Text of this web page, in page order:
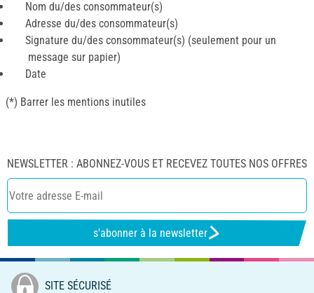
Nom du/des consommateur(s)
Adresse du/des consommateur(s)
Signature du/des consommateur(s) (seulement pour un
message sur papier)
Date
(*) Barrer les mentions inutiles
NEWSLETTER : ABONNEZ-VOUS ET RECEVEZ TOUTES NOS OFFRES
s'abonner à la newsletter
SITE SÉCURISÉ